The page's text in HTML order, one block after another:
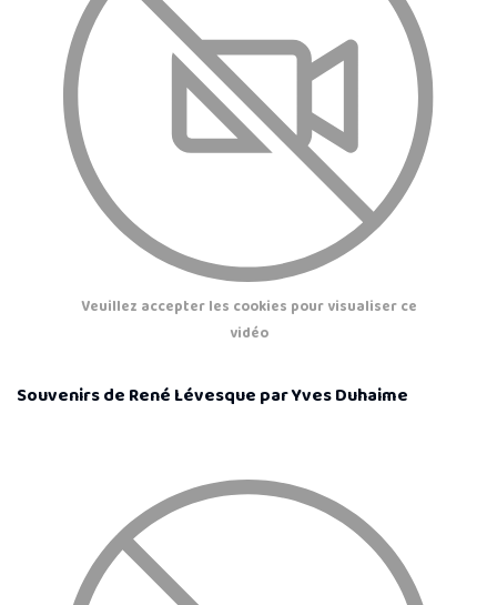
Veuillez accepter les cookies pour visualiser ce
vidéo
Souvenirs de René Lévesque par Yves Duhaime